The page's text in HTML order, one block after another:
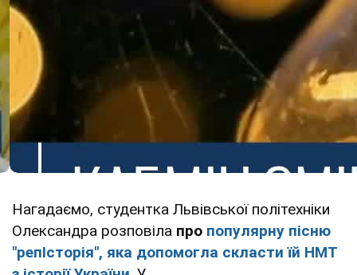
Нагадаємо, студентка Львівської політехніки
Олександра розповіла про популярну пісню
"репІсторія", яка допомогла скласти їй НМТ